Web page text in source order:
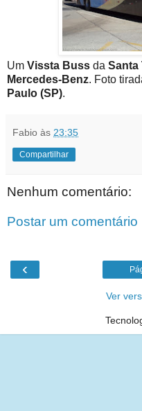
Um Vissta Buss da Santa
Mercedes-Benz. Foto
Paulo (SP).
Fabio às 23:35
Compartilhar
Nenhum comentário:
Postar um comentário
‹
Ver